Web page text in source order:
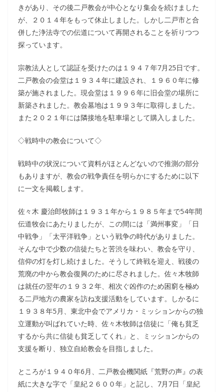
きがあり、その後二戸教会が中心となり集会を続けました
が、２０１４年をもって休止しました。しかし二戸市と合
併した浄法寺での伝道について再開されることを祈りつつ
探っています。
宗教法人として認証を受けたのは１９４７年7月25日です。
二戸教会の会堂は１９３４年に建設され、１９６０年に修
築が施されました。現会堂は１９９６年に旧会堂の場所に
新築されました。教会墓地は１９９３年に取得しました。
また２０２１年には隣接地を駐車場として購入しました。
◇戦時中の教会について◇
戦時中の状況について資料がほとんどないので推測の部分
もありますが、教会の戦争責任を明らかにするために以下
に一文を掲載します。
佐々木 慶治郎牧師は１９３１年から１９８５年まで54年間
伝道牧会にあたりましたが、この間には「満州事変」「日
中戦争」「太平洋戦争」という戦争の時代がありました。
そんな中で少数の信徒たちと苦渋を味わい、教会を守り、
信仰の灯を灯し続けました。そうして終戦を迎え、戦後の
荒廃の中から教会復興のために尽されました。佐々木牧師
は就任の翌年の１９３２年、相次ぐ凶作のため困窮を極め
る二戸地方の農家を訪ね支援活動をしています。しかるに
１９３８年5月、東北中会でアメリカ・ミッションからの独
立運動が叫ばれていた時、佐々木牧師は信徒に「俺も貧乏
するから共に信徒も貧乏してくれ」と、ミッションからの
支援を断り、独立自給教会を目指しました。
ところが１９４０年6月、二戸教会機関紙『荒野の声』の表
紙に大きな字で「皇紀２６００年」と記し、7月7日「皇紀